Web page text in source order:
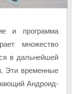
и программа
множество
в дальнейшей
Эти временные
Андроид-